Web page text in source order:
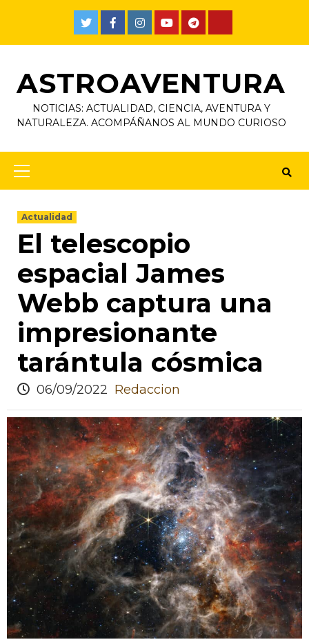
ASTROAVENTURA
NOTICIAS: ACTUALIDAD, CIENCIA, AVENTURA Y
NATURALEZA. ACOMPÁÑANOS AL MUNDO CURIOSO
Actualidad
El telescopio
espacial James
Webb captura una
impresionante
tarántula cósmica
06/09/2022 Redaccion